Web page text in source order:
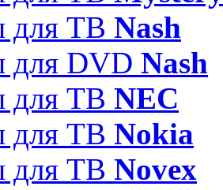
для ТВ Nash
для DVD Nash
для ТВ NEC
для ТВ Nokia
для ТВ Novex